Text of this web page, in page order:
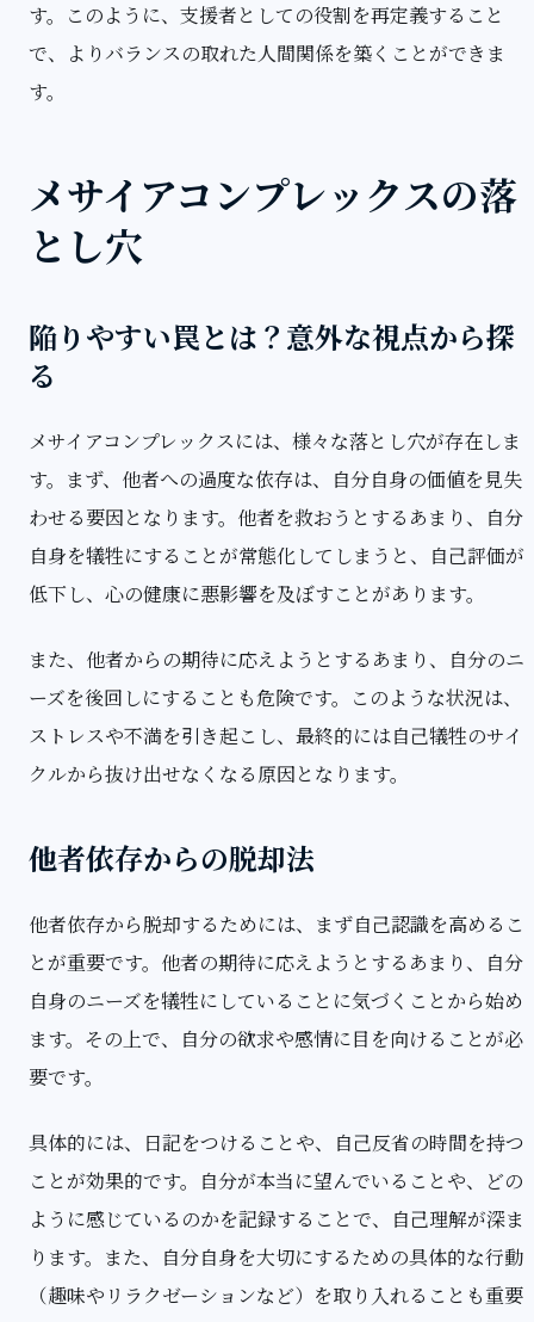
す。このように、支援者としての役割を再定義すること
で、よりバランスの取れた人間関係を築くことができま
す。
メサイアコンプレックスの落
とし穴
陥りやすい罠とは？意外な視点から探
る
メサイアコンプレックスには、様々な落とし穴が存在しま
す。まず、他者への過度な依存は、自分自身の価値を見失
わせる要因となります。他者を救おうとするあまり、自分
自身を犠牲にすることが常態化してしまうと、自己評価が
低下し、心の健康に悪影響を及ぼすことがあります。
また、他者からの期待に応えようとするあまり、自分のニ
ーズを後回しにすることも危険です。このような状況は、
ストレスや不満を引き起こし、最終的には自己犠牲のサイ
クルから抜け出せなくなる原因となります。
他者依存からの脱却法
他者依存から脱却するためには、まず自己認識を高めるこ
とが重要です。他者の期待に応えようとするあまり、自分
自身のニーズを犠牲にしていることに気づくことから始め
ます。その上で、自分の欲求や感情に目を向けることが必
要です。
具体的には、日記をつけることや、自己反省の時間を持つ
ことが効果的です。自分が本当に望んでいることや、どの
ように感じているのかを記録することで、自己理解が深ま
ります。また、自分自身を大切にするための具体的な行動
（趣味やリラクゼーションなど）を取り入れることも重要